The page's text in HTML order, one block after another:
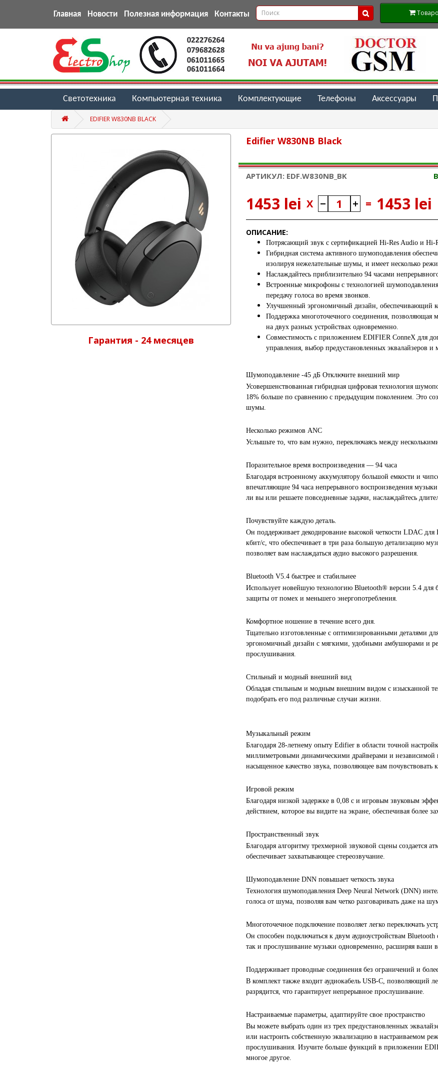
Главная Новости Полезная информация Контакты
Светотехника Компьютерная техника Комплектующие Телефоны Аксессуары
EDIFIER W830NB BLACK
Гарантия - 24 месяцев
Edifier W830NB Black
АРТИКУЛ: EDF.W830NB_BK
1453 lei X = 1453 lei
ОПИСАНИЕ:
Потрясающий звук с сертификацией Hi-Res Audio и Hi-
Гибридная система активного шумоподавления
изолируя нежелательные шумы, и имеет несколько
Наслаждайтесь приблизительно 94 часами
Встроенные микрофоны с технологией
передачу голоса во время звонков.
Улучшенный эргономичный дизайн, обеспечивающий
Поддержка многоточечного соединения, позволяющая
на двух разных устройствах одновременно.
Совместимость с приложением EDIFIER ConneX для
управления, выбор предустановленных эквалайзеров и
Шумоподавление -45 дБ Отключите внешний мир
Усовершенствованная гибридная цифровая технология
18% больше по сравнению с предыдущим поколением. Это
шумы.
Несколько режимов ANC
Услышьте то, что вам нужно, переключаясь между
Поразительное время воспроизведения — 94 часа
Благодаря встроенному аккумулятору большой емкости и
впечатляющие 94 часа непрерывного воспроизведения
ли вы или решаете повседневные задачи, наслаждайтесь
Почувствуйте каждую деталь.
Он поддерживает декодирование высокой четкости LDAC для
кбит/с, что обеспечивает в три раза большую детализацию
позволяет вам наслаждаться аудио высокого разрешения.
Bluetooth V5.4 быстрее и стабильнее
Использует новейшую технологию Bluetooth® версии 5.4 для
защиты от помех и меньшего энергопотребления.
Комфортное ношение в течение всего дня.
Тщательно изготовленные с оптимизированными деталями
эргономичный дизайн с мягкими, удобными амбушюрами и
прослушивания.
Стильный и модный внешний вид
Обладая стильным и модным внешним видом с изысканной
подобрать его под различные случаи жизни.
Музыкальный режим
Благодаря 28-летнему опыту Edifier в области точной
миллиметровыми динамическими драйверами и независимой
насыщенное качество звука, позволяющее вам почувствовать
Игровой режим
Благодаря низкой задержке в 0,08 с и игровым звуковым
действием, которое вы видите на экране, обеспечивая
Пространственный звук
Благодаря алгоритму трехмерной звуковой сцены создается
обеспечивает захватывающее стереозвучание.
Шумоподавление DNN повышает четкость звука
Технология шумоподавления Deep Neural Network (DNN)
голоса от шума, позволяя вам четко разговаривать даже на
Многоточечное подключение позволяет легко переключать
Он способен подключаться к двум аудиоустройствам
так и прослушивание музыки одновременно, расширяя ваши
Поддерживает проводные соединения без ограничений и
В комплект также входит аудиокабель USB-C, позволяющий
разрядится, что гарантирует непрерывное прослушивание.
Настраиваемые параметры, адаптируйте свое пространство
Вы можете выбрать один из трех предустановленных
или настроить собственную эквализацию в настраиваемом
прослушивания. Изучите больше функций в приложении
многое другое.